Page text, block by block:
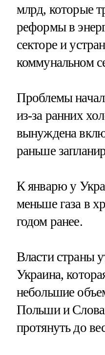
млрд, которые
реформы в
секторе и
коммунальном
Проблемы
из-за ранних
вынуждена
раньше
К январю у
меньше газа в
годом ранее.
Власти страны
Украина,
небольшие
Польши и
протянуть до